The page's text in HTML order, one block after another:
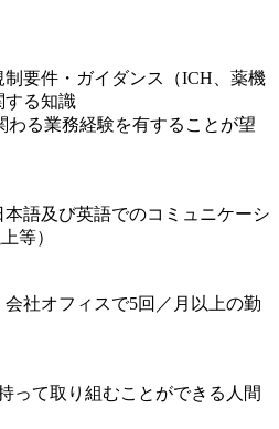
制要件・ガイダンス（ICH、薬機
する知識
わる業務経験を有することが望
語及び英語でのコミュニケーシ
等）
社オフィスで5回／月以上の勤
って取り組むことができる人間